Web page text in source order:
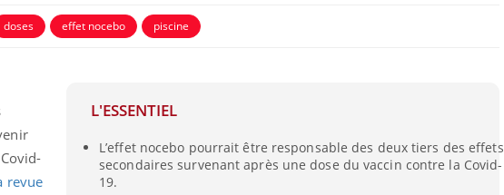
doses effet nocebo piscine
L'ESSENTIEL
L’effet nocebo pourrait être responsable des deux tiers des effets
secondaires survenant après une dose du vaccin contre la Covid-
19.
revue